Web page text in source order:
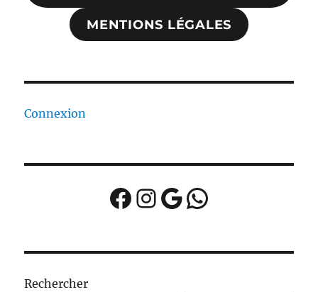
MENTIONS LÉGALES
Connexion
Facebook
Instagram
Google
WhatsApp
Rechercher